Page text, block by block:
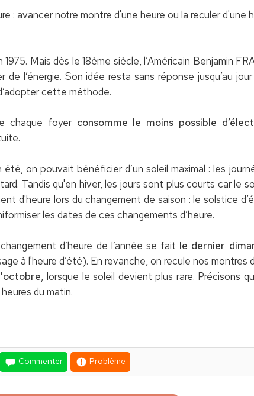
: avancer notre montre d'une heure ou la reculer d'une
Mais dès le 18ème siècle, l’Américain Benjamin
l’énergie. Son idée resta sans réponse jusqu’au
cette méthode.
chaque foyer consomme le moins possible
on pouvait bénéficier d’un soleil maximal : les
Tandis qu'en hiver, les jours sont plus courts car le
d'heure lors du changement de saison : le solstice
les dates de ces changements d’heure.
d’heure de l’année se fait le dernier
à l'heure d’été). En revanche, on recule nos montres
, lorsque le soleil devient plus rare. Précisons
du matin.
Commenter Problème